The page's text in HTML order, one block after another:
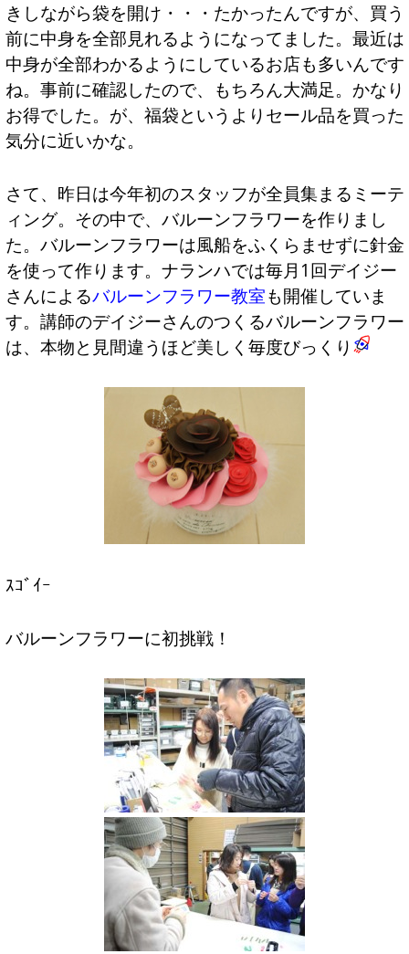
きしながら袋を開け・・・たかったんですが、買う
前に中身を全部見れるようになってました。最近は
中身が全部わかるようにしているお店も多いんです
ね。事前に確認したので、もちろん大満足。かなり
お得でした。が、福袋というよりセール品を買った
気分に近いかな。
さて、昨日は今年初のスタッフが全員集まるミーテ
ィング。その中で、バルーンフラワーを作りまし
た。バルーンフラワーは風船をふくらませずに針金
を使って作ります。ナランハでは毎月1回デイジー
さんによるバルーンフラワー教室も開催していま
す。講師のデイジーさんのつくるバルーンフラワー
は、本物と見間違うほど美しく毎度びっくり
ｽｺﾞｲｰ
バルーンフラワーに初挑戦！